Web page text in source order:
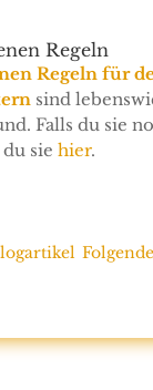
Regeln
Regeln für
sind
Falls du sie
sie hier.